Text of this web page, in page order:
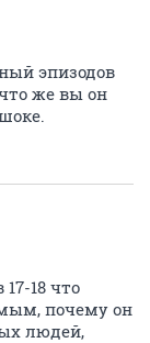
эпизодов
же вы он
18 что
почему он
людей,